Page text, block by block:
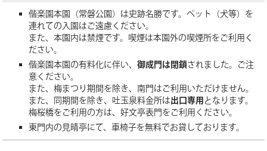
偕楽園本園（常磐公園）は史跡名勝です。ペット（犬等）を
連れての入園はご遠慮ください。
また、本園内は禁煙です。喫煙は本園外の喫煙所をご利用く
ださい。
偕楽園本園の有料化に伴い、御成門は閉鎖されました。ご注
意ください。
また、梅まつり期間を除き、南門はご利用いただけません。
また、同期間を除き、吐玉泉料金所は出口専用となります。
梅桜橋をご利用の方は、好文亭表門をご利用ください。
東門内の見晴亭にて、車椅子を無料でお貸しております。